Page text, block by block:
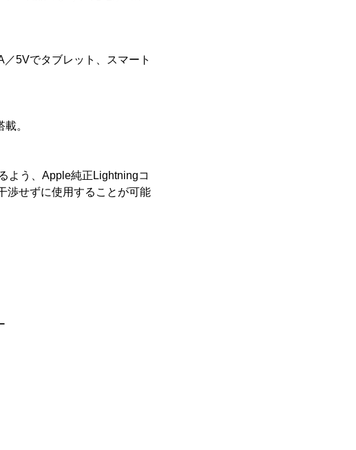
5Vでタブレット、スマート
。
よう、Apple純正Lightningコ
渉せずに使用することが可能